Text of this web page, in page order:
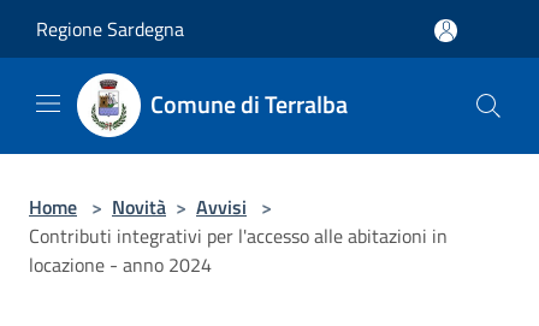
Regione Sardegna
Comune di Terralba
Home > Novità > Avvisi >
Contributi integrativi per l'accesso alle abitazioni in
locazione - anno 2024